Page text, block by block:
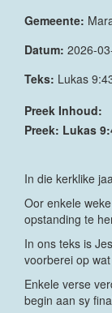
Gemeente:
Datum: 2026-
Teks: Lukas
Preek Inhoud:
Preek: Lukas
In die kerklike
Oor enkele
opstanding te
In ons teks is
voorberei op
Enkele verse
begin aan sy